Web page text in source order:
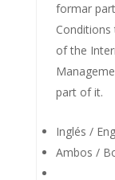
formar
of the
part of it.
Inglés /
Ambos /